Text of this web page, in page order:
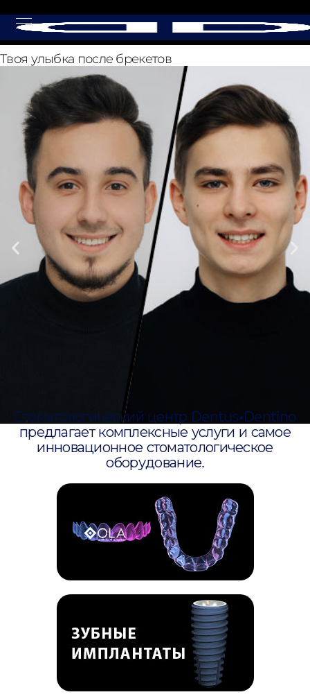
Твоя улыбка после брекетов
Стоматологический центр Dentus•Dentino
предлагает комплексные услуги и самое
инновационное стоматологическое
оборудование.